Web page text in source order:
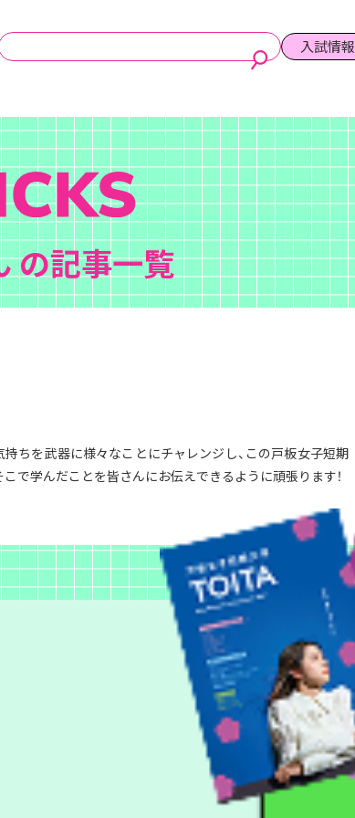
入試情報
の記事一覧
ちを武器に様々なことにチャレンジし、この戸板女子短期
で学んだことを皆さんにお伝えできるように頑張ります！